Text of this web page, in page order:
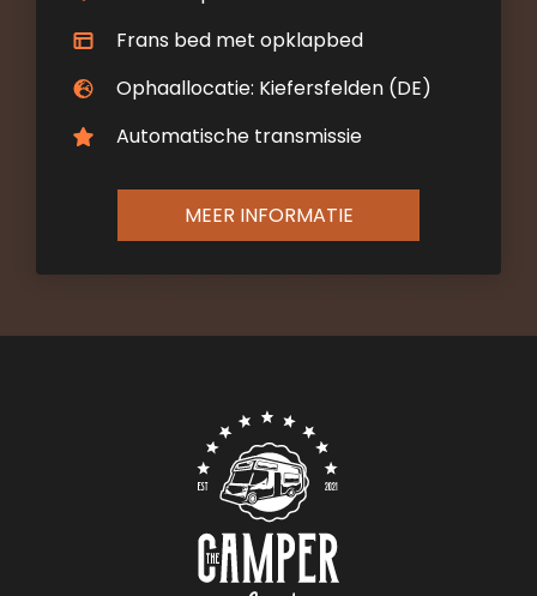
Frans bed met opklapbed
Ophaallocatie: Kiefersfelden (DE)
Automatische transmissie
MEER INFORMATIE